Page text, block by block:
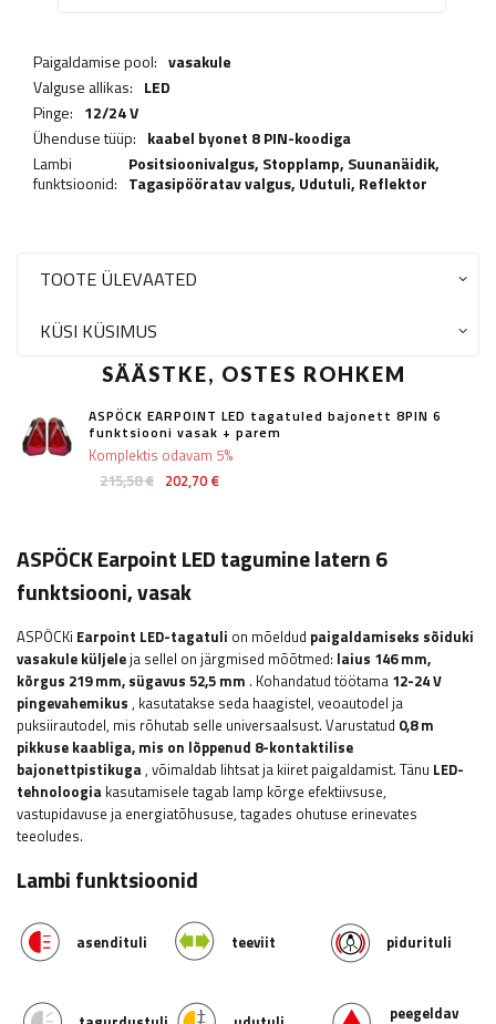
Paigaldamise pool: vasakule
Valguse allikas: LED
Pinge: 12/24 V
Ühenduse tüüp: kaabel byonet 8 PIN-koodiga
Lambi
funktsioonid:
Positsioonivalgus, Stopplamp, Suunanäidik,
Tagasipööratav valgus, Udutuli, Reflektor
TOOTE ÜLEVAATED
KÜSI KÜSIMUS
SÄÄSTKE, OSTES ROHKEM
ASPÖCK EARPOINT LED tagatuled bajonett 8PIN 6
funktsiooni vasak + parem
215,58 € 202,70 €
Komplektis odavam 5%
ASPÖCK Earpoint LED tagumine latern 6
funktsiooni, vasak
ASPÖCKi Earpoint LED-tagatuli on mõeldud paigaldamiseks sõiduki
vasakule küljeleja sellel on järgmised mõõtmed: laius 146 mm,
kõrgus 219 mm, sügavus 52,5 mm . Kohandatud töötama 12-24 V
pingevahemikus , kasutatakse seda haagistel, veoautodel ja
puksiirautodel, mis rõhutab selle universaalsust. Varustatud 0,8 m
pikkuse kaabliga, mis on lõppenud 8-kontaktilise
bajonettpistikuga, võimaldab lihtsat ja kiiret paigaldamist. Tänu LED-
tehnoloogia kasutamisele tagab lamp kõrge efektiivsuse,
vastupidavuse ja energiatõhususe, tagades ohutuse erinevates
teeoludes.
Lambi funktsioonid
asendituli teeviit pidurituli
peegeldav